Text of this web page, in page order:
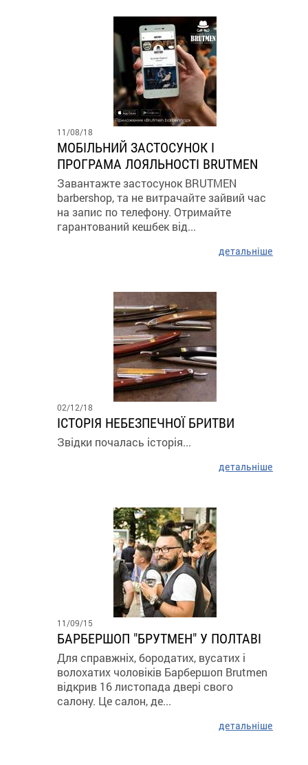
11/08/18
МОБІЛЬНИЙ ЗАСТОСУНОК І
ПРОГРАМА ЛОЯЛЬНОСТІ BRUTMEN
Завантажте застосунок BRUTMEN
barbershop, та не витрачайте зайвий час
на запис по телефону. Отримайте
гарантований кешбек від...
детальніше
02/12/18
ІСТОРІЯ НЕБЕЗПЕЧНОЇ БРИТВИ
Звідки почалась історія...
детальніше
11/09/15
БАРБЕРШОП "БРУТМЕН" У ПОЛТАВІ
Для справжніх, бородатих, вусатих і
волохатих чоловіків Барбершоп Brutmen
відкрив 16 листопада двері свого
салону. Це салон, де...
детальніше